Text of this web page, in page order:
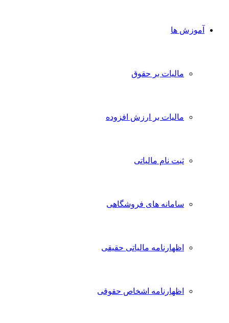
آموزش ها
مالیات بر حقوق
مالیات بر ارزش افزوده
ثبت نام مالیاتی
سامانه های فروشگاهی
اظهارنامه مالیاتی حقیقی
اظهارنامه اشخاص حقوقی